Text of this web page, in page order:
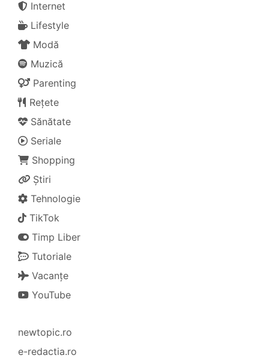
Internet
Lifestyle
Modă
Muzică
Parenting
Rețete
Sănătate
Seriale
Shopping
Știri
Tehnologie
TikTok
Timp Liber
Tutoriale
Vacanțe
YouTube
newtopic.ro
e-redactia.ro